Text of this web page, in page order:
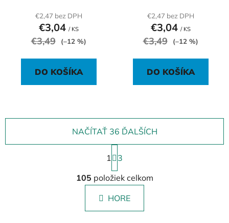
€2,47 bez DPH
€3,04 / KS
€3,49 (–12 %)
DO KOŠÍKA
€2,47 bez DPH
€3,04 / KS
€3,49 (–12 %)
DO KOŠÍKA
O
v
l
á
d
NAČÍTAŤ 36 ĎALŠÍCH
S
t
r
á
n
k
1
3
105 položiek celkom
HORE